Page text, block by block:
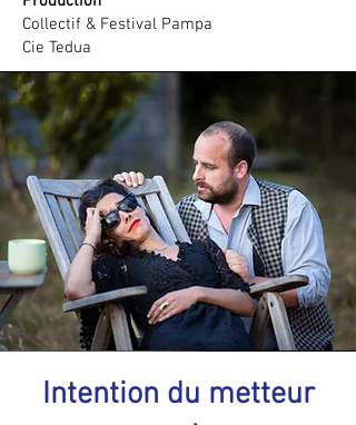
Collectif & Festival Pampa
Cie Tedua
Intention du metteur